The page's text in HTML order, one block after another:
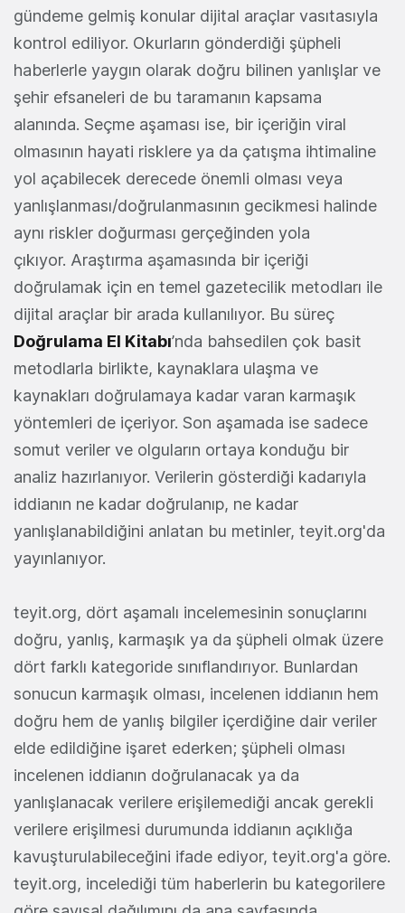
gündeme gelmiş konular dijital araçlar vasıtasıyla
kontrol ediliyor. Okurların gönderdiği şüpheli
haberlerle yaygın olarak doğru bilinen yanlışlar ve
şehir efsaneleri de bu taramanın kapsama
alanında. Seçme aşaması ise, bir içeriğin viral
olmasının hayati risklere ya da çatışma ihtimaline
yol açabilecek derecede önemli olması veya
yanlışlanması/doğrulanmasının gecikmesi halinde
aynı riskler doğurması gerçeğinden yola
çıkıyor. Araştırma aşamasında bir içeriği
doğrulamak için en temel gazetecilik metodları ile
dijital araçlar bir arada kullanılıyor. Bu süreç
Doğrulama El Kitabı’nda bahsedilen çok basit
metodlarla birlikte, kaynaklara ulaşma ve
kaynakları doğrulamaya kadar varan karmaşık
yöntemleri de içeriyor. Son aşamada ise sadece
somut veriler ve olguların ortaya konduğu bir
analiz hazırlanıyor. Verilerin gösterdiği kadarıyla
iddianın ne kadar doğrulanıp, ne kadar
yanlışlanabildiğini anlatan bu metinler, teyit.org'da
yayınlanıyor.
teyit.org, dört aşamalı incelemesinin sonuçlarını
doğru, yanlış, karmaşık ya da şüpheli olmak üzere
dört farklı kategoride sınıflandırıyor. Bunlardan
sonucun karmaşık olması, incelenen iddianın hem
doğru hem de yanlış bilgiler içerdiğine dair veriler
elde edildiğine işaret ederken; şüpheli olması
incelenen iddianın doğrulanacak ya da
yanlışlanacak verilere erişilemediği ancak gerekli
verilere erişilmesi durumunda iddianın açıklığa
kavuşturulabileceğini ifade ediyor, teyit.org'a göre.
teyit.org, incelediği tüm haberlerin bu kategorilere